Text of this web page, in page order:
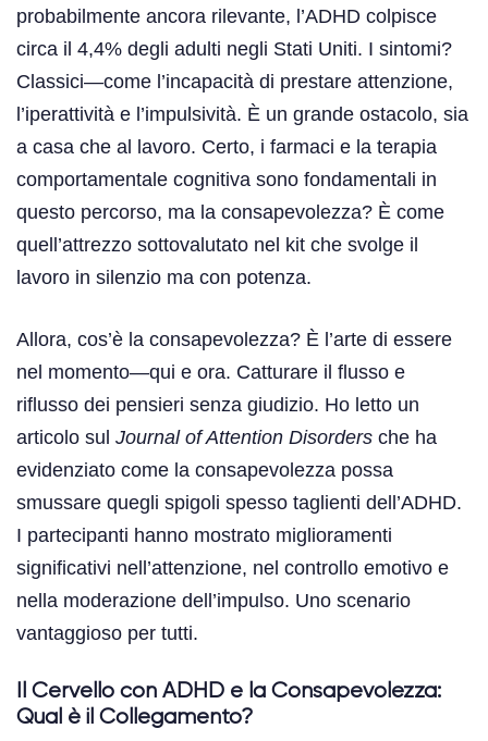
probabilmente ancora rilevante, l’ADHD colpisce
circa il 4,4% degli adulti negli Stati Uniti. I sintomi?
Classici—come l’incapacità di prestare attenzione,
l’iperattività e l’impulsività. È un grande ostacolo, sia
a casa che al lavoro. Certo, i farmaci e la terapia
comportamentale cognitiva sono fondamentali in
questo percorso, ma la consapevolezza? È come
quell’attrezzo sottovalutato nel kit che svolge il
lavoro in silenzio ma con potenza.
Allora, cos’è la consapevolezza? È l’arte di essere
nel momento—qui e ora. Catturare il flusso e
riflusso dei pensieri senza giudizio. Ho letto un
articolo sul Journal of Attention Disorders che ha
evidenziato come la consapevolezza possa
smussare quegli spigoli spesso taglienti dell’ADHD.
I partecipanti hanno mostrato miglioramenti
significativi nell’attenzione, nel controllo emotivo e
nella moderazione dell’impulso. Uno scenario
vantaggioso per tutti.
Il Cervello con ADHD e la Consapevolezza:
Qual è il Collegamento?